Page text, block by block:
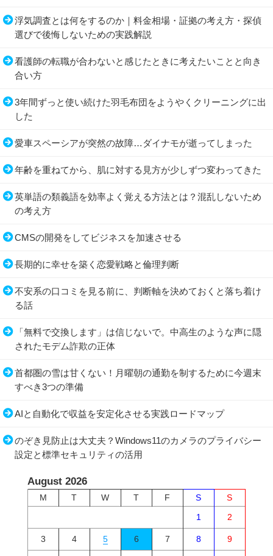
浮気調査とは何をするのか｜料金相場・証拠の考え方・探偵
選びで後悔しないための実践解説
看護師の転職が合わないと感じたときに考えたいことと向き
合い方
3年間ずっと使い続けた羽毛布団をようやくクリーニングに出
した
愛車スペーシアが突然の故障…ダイナモが逝ってしまった
年齢を重ねてから、肌に対する見方が少しずつ変わってきた
英単語の類義語を効率よく覚える方法とは？混乱しないため
の考え方
CMSの開発をしてビジネスを加速させる
長期的に幸せを築く恋愛戦略と倫理判断
不安系の口コミを見る前に、判断軸を決めておくと落ち着け
る話
「無料で交換します」は信じないで。中高生のような声に隠
されたモデム詐欺の正体
首都圏の雪は甘くない！月曜朝の通勤を制するために今週末
すべき3つの準備
AIと自動化で収益を安定化させる実践ロードマップ
のぞき見防止は大丈夫？Windows11のカメラのプライバシー
設定と標準セキュリティの活用
August 2026
M T W T F S
S
1
2
3 4 5 6 7 8 9